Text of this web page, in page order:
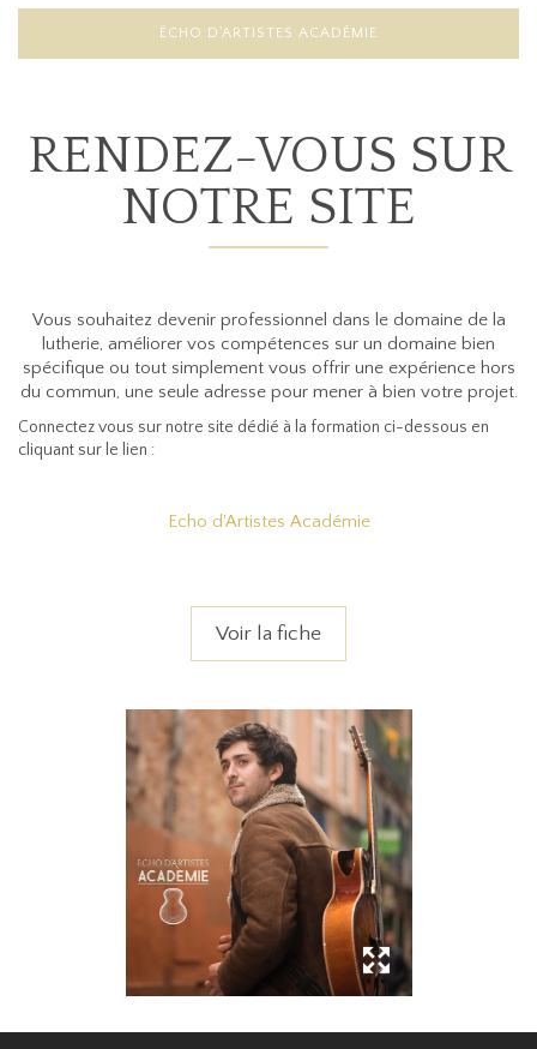
ÉCHO D'ARTISTES ACADÉMIE
RENDEZ-VOUS SUR
NOTRE SITE
Vous souhaitez devenir professionnel dans le domaine de la
lutherie, améliorer vos compétences sur un domaine bien
spécifique ou tout simplement vous offrir une expérience hors
du commun, une seule adresse pour mener à bien votre projet.
Connectez vous sur notre site dédié à la formation ci-dessous en
cliquant sur le lien :
Echo d'Artistes Académie
Voir la fiche